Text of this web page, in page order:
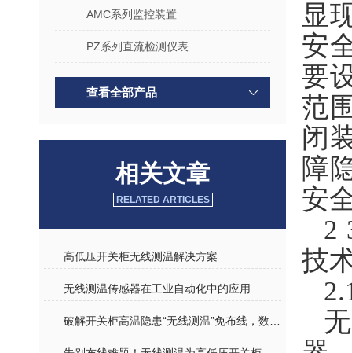
AMC系列监控装置
PZ系列直流检测仪表
查看全部产品
相关文章
RELATED ARTICLES
高低压开关柜无线测温解决方案
无线测温传感器在工业自动化中的应用
显
安
要
范
闭
障
安
2
技